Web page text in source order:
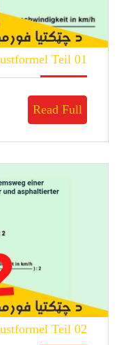
Teil 01
Read Full
Read
Full
Teil 02